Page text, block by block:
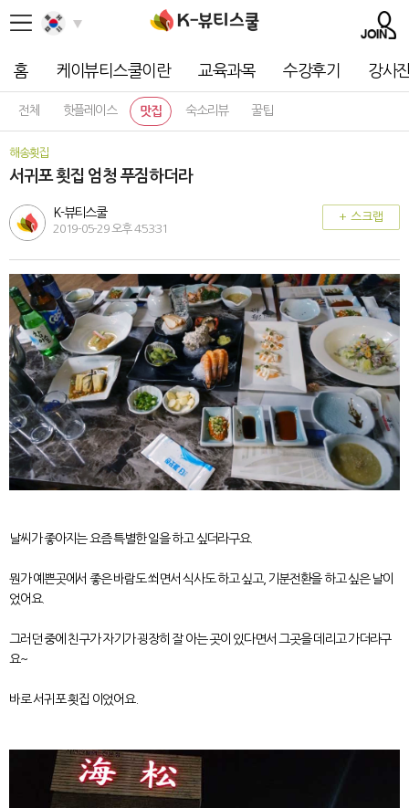
홈 케이뷰티스쿨이란 교육과목 수강후기 강사
전체 핫플레이스 맛집 숙소리뷰 꿀팁
해송횟집
서귀포 횟집 엄청 푸짐하더라
K-뷰티스쿨
2019-05-29 오후 4:53:31
+ 스크랩
날씨가 좋아지는 요즘 특별한 일을 하고 싶더라구요.
뭔가 예쁜곳에서 좋은 바람도 쐬면서 식사도 하고 싶고, 기분전환을 하고 싶은 날이
었어요.
그러던 중에 친구가 자기가 굉장히 잘 아는 곳이 있다면서 그곳을 데리고 가더라구
요~
바로 서귀포 횟집 이었어요.